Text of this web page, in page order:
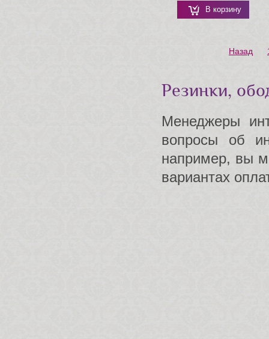
В корзину
Назад
Резинки,
Менеджеры
вопросы об
например, вы
вариантах